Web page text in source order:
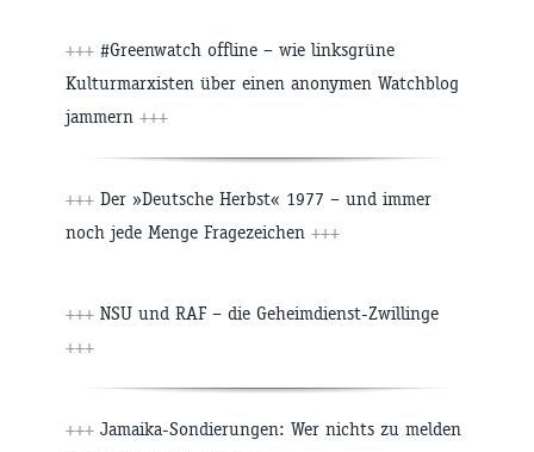
+++ #Greenwatch offline – wie linksgrüne
Kulturmarxisten über einen anonymen Watchblog
jammern +++
+++ Der »Deutsche Herbst« 1977 – und immer
noch jede Menge Fragezeichen +++
+++ NSU und RAF – die Geheimdienst-Zwillinge
+++
+++ Jamaika-Sondierungen: Wer nichts zu melden